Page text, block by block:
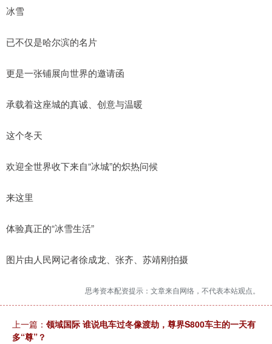
冰雪
已不仅是哈尔滨的名片
更是一张铺展向世界的邀请函
承载着这座城的真诚、创意与温暖
这个冬天
欢迎全世界收下来自“冰城”的炽热问候
来这里
体验真正的“冰雪生活”
图片由人民网记者徐成龙、张齐、苏靖刚拍摄
思考资本配资提示：文章来自网络，不代表本站观点。
上一篇： 领域国际 谁说电车过冬像渡劫，尊界S800车主的一天有
多“尊”？